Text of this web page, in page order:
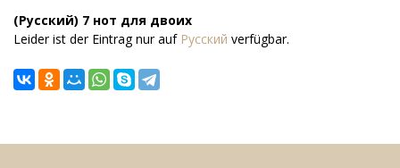
(Русский) 7 нот для двоих
Leider ist der Eintrag nur auf Русский verfügbar.